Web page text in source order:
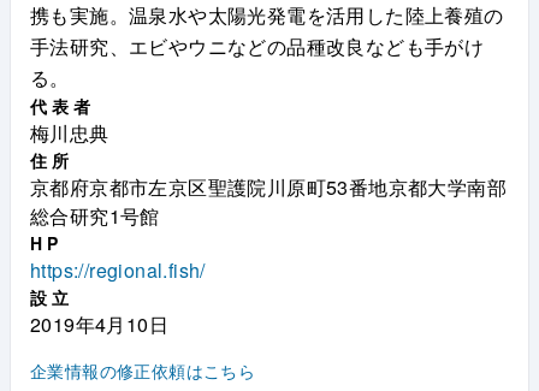
携も実施。温泉水や太陽光発電を活用した陸上養殖の
手法研究、エビやウニなどの品種改良なども手がけ
る。
代表者
梅川忠典
住所
京都府京都市左京区聖護院川原町53番地京都大学南部
総合研究1号館
HP
https://regional.fish/
設立
2019年4月10日
企業情報の修正依頼はこちら